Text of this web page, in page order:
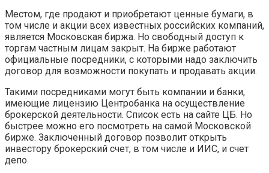
Местом, где продают и приобретают ценные бумаги, в
том числе и акции всех известных российских компаний,
является Московская биржа. Но свободный доступ к
торгам частным лицам закрыт. На бирже работают
официальные посредники, с которыми надо заключить
договор для возможности покупать и продавать акции.
Такими посредниками могут быть компании и банки,
имеющие лицензию Центробанка на осуществление
брокерской деятельности. Список есть на сайте ЦБ. Но
быстрее можно его посмотреть на самой Московской
бирже. Заключенный договор позволит открыть
инвестору брокерский счет, в том числе и ИИС, и счет
депо.